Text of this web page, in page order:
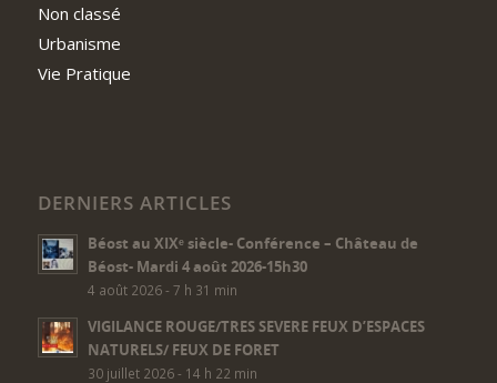
Non classé
Urbanisme
Vie Pratique
DERNIERS ARTICLES
Béost au XIXᵉ siècle- Conférence – Château de
Béost- Mardi 4 août 2026-15h30
4 août 2026 - 7 h 31 min
VIGILANCE ROUGE/TRES SEVERE FEUX D’ESPACES
NATURELS/ FEUX DE FORET
30 juillet 2026 - 14 h 22 min